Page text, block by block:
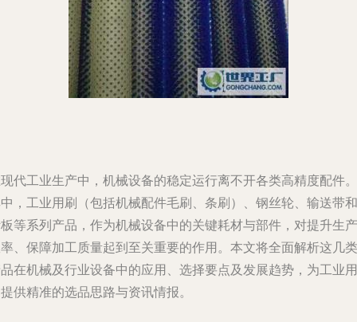
代工业生产中，机械设备的稳定运行离不开各类高精度配件。
，工业用刷（包括机械配件毛刷、条刷）、钢丝轮、输送带和
等系列产品，作为机械设备中的关键耗材与部件，对提升生产
、保障加工质量起到至关重要的作用。本文将全面解析这几类
在机械及行业设备中的应用、选择要点及发展趋势，为工业用
供精准的选品思路与资讯情报。